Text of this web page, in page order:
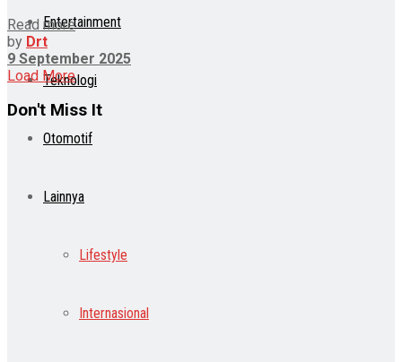
Entertainment
Teknologi
Otomotif
Lainnya
Lifestyle
Internasional
Read more
by Drt
9 September 2025
Load More
Don't Miss It